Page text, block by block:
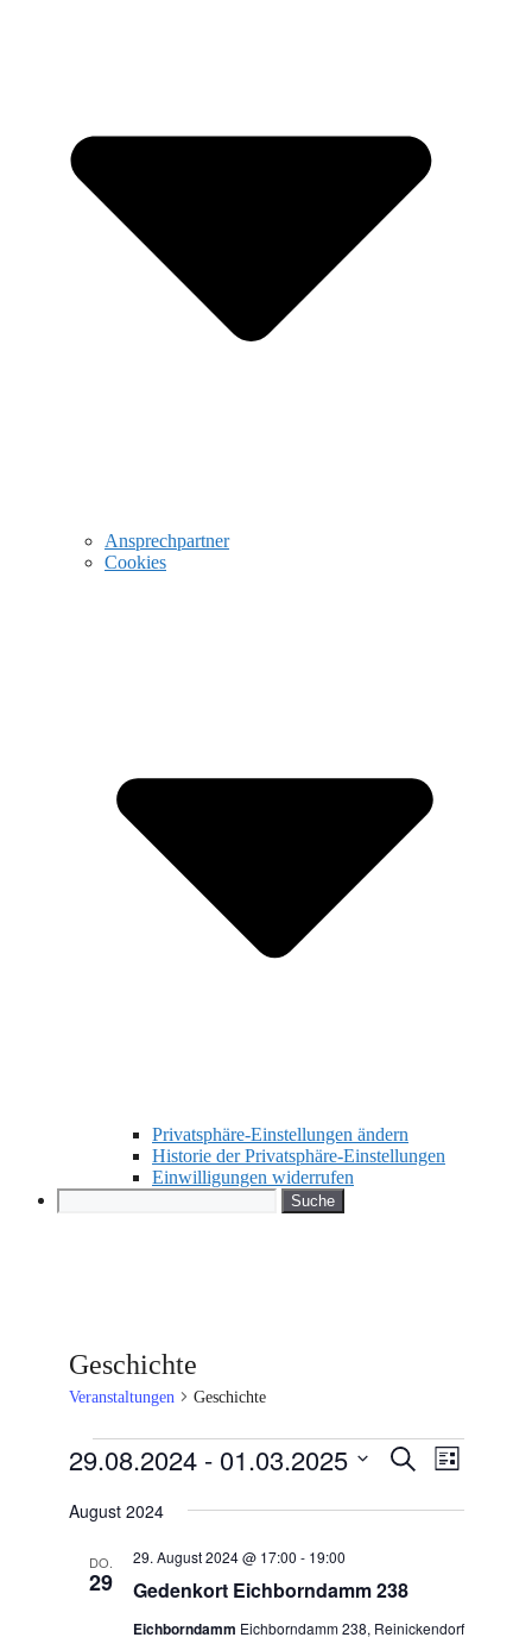
Ansprechpartner
Cookies
Privatsphäre-Einstellungen ändern
Historie der Privatsphäre-Einstellungen
Einwilligungen widerrufen
Search
Geschichte
Veranstaltungen Geschichte
Veranstaltungen
und
Navigation
Suche
Liste
29.08.2024 - 01.03.2025
wählen.
August 2024
DO.
29 Gedenkort Eichborndamm 238
29. August 2024 @ 17:00 - 19:00
Eichborndamm Eichborndamm 238, Reinickendorf